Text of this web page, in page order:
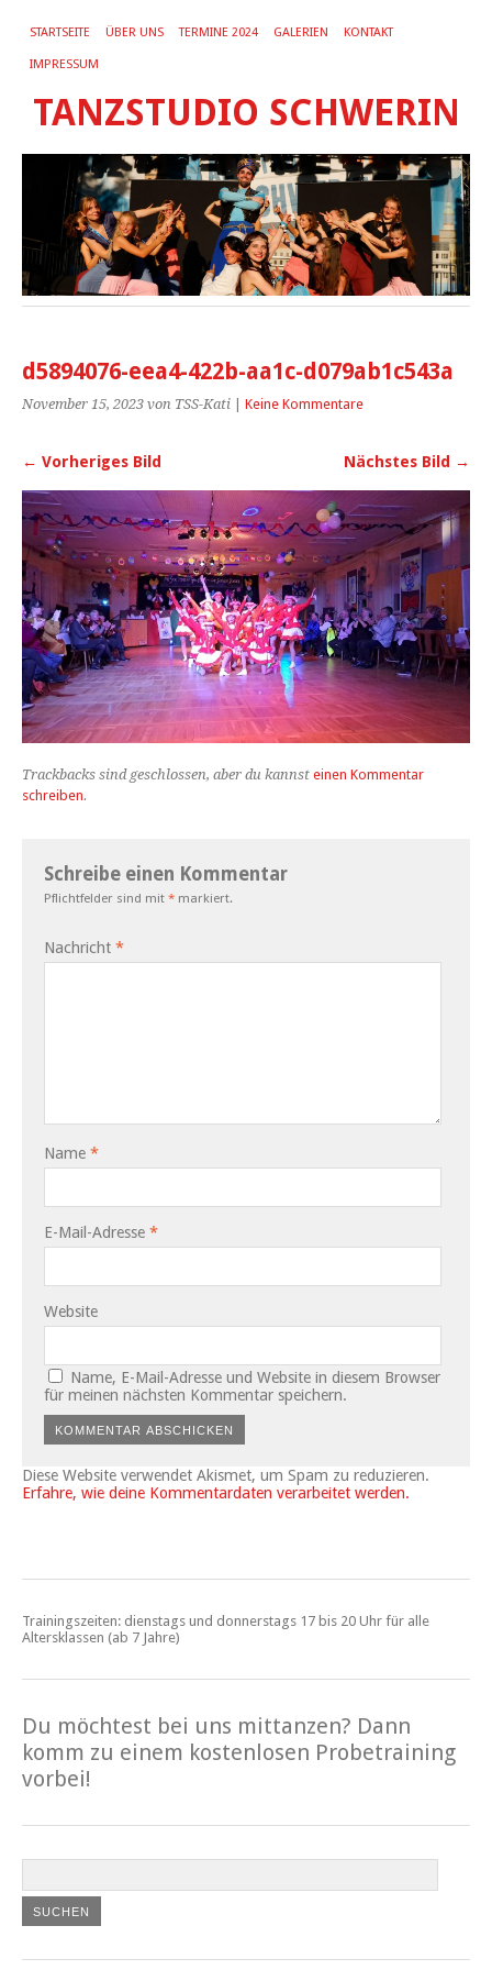
STARTSEITE ÜBER UNS TERMINE 2024 GALERIEN KONTAKT
IMPRESSUM
TANZSTUDIO SCHWERIN
d5894076-eea4-422b-aa1c-d079ab1c543a
November 15, 2023 von TSS-Kati Keine Kommentare
← Vorheriges Bild Nächstes Bild →
Trackbacks sind geschlossen, aber du kannst einen Kommentar
schreiben.
Schreibe einen Kommentar
Pflichtfelder sind mit * markiert.
Nachricht *
Name *
E-Mail-Adresse *
Website
Name, E-Mail-Adresse und Website in diesem Browser
für meinen nächsten Kommentar speichern.
Diese Website verwendet Akismet, um Spam zu reduzieren.
Erfahre, wie deine Kommentardaten verarbeitet werden.
Trainingszeiten: dienstags und donnerstags 17 bis 20 Uhr für alle
Altersklassen (ab 7 Jahre)
Du möchtest bei uns mittanzen? Dann
komm zu einem kostenlosen Probetraining
vorbei!